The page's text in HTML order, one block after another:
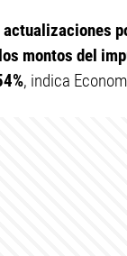
montos del
, indica